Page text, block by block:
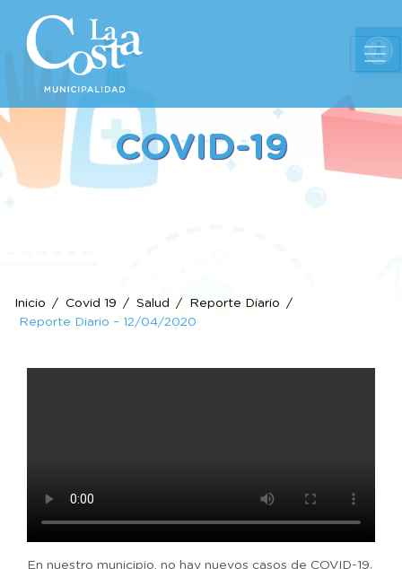
COVID-19
Inicio Covid 19 Salud
Reporte Diario
Reporte Diario – 12/04/2020
En nuestro municipio, no hay nuevos casos de COVID-19.